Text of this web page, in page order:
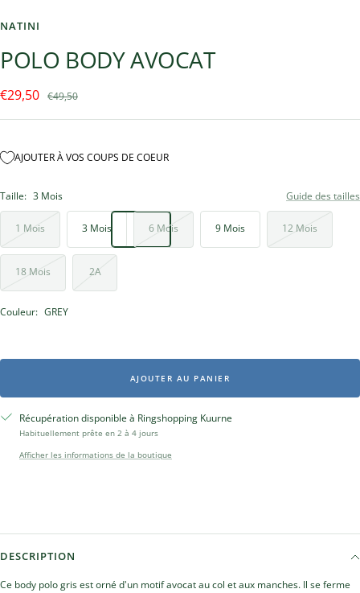
NATINI
POLO BODY AVOCAT
Prix
de
€29,50 Prix
€49,50
AJOUTER À VOS COUPS DE COEUR
Taille: 3 Mois Guide des tailles
1 Mois 3 Mois 6 Mois 9 Mois 12 Mois
18 Mois 2A
Couleur: GREY
AJOUTER AU PANIER
Récupération disponible à Ringshopping Kuurne
Habituellement prête en 2 à 4 jours
Afficher les informations de la boutique
DESCRIPTION
Ce body polo gris est orné d'un motif avocat au col et aux manches. Il se ferme